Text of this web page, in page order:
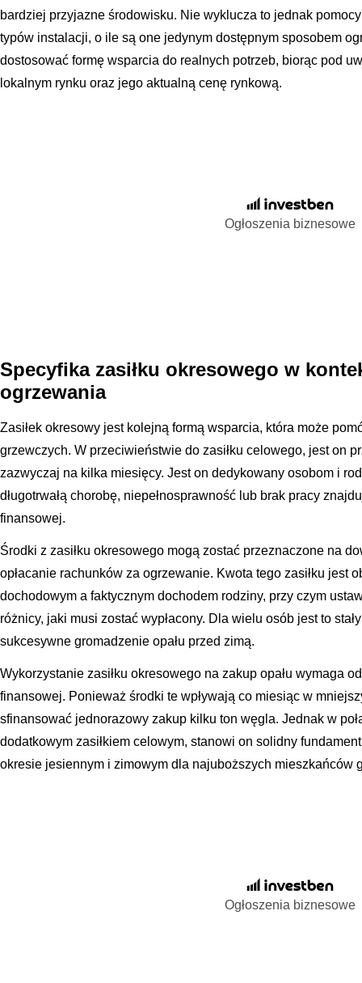
bardziej przyjazne środowisku. Nie wyklucza to jednak
typów instalacji, o ile są one jedynym dostępnym sposobem
dostosować formę wsparcia do realnych potrzeb, biorąc pod
lokalnym rynku oraz jego aktualną cenę rynkową.
Ogłoszenia biznesowe
Specyfika zasiłku okresowego w
ogrzewania
Zasiłek okresowy jest kolejną formą wsparcia, która może
grzewczych. W przeciwieństwie do zasiłku celowego, jest on
zazwyczaj na kilka miesięcy. Jest on dedykowany osobom i
długotrwałą chorobę, niepełnosprawność lub brak pracy
finansowej.
Środki z zasiłku okresowego mogą zostać przeznaczone na
opłacanie rachunków za ogrzewanie. Kwota tego zasiłku jest
dochodowym a faktycznym dochodem rodziny, przy czym
różnicy, jaki musi zostać wypłacony. Dla wielu osób jest to
sukcesywne gromadzenie opału przed zimą.
Wykorzystanie zasiłku okresowego na zakup opału wymaga
finansowej. Ponieważ środki te wpływają co miesiąc w
sfinansować jednorazowy zakup kilku ton węgla. Jednak w
dodatkowym zasiłkiem celowym, stanowi on solidny
okresie jesiennym i zimowym dla najuboższych mieszkańców
Ogłoszenia biznesowe